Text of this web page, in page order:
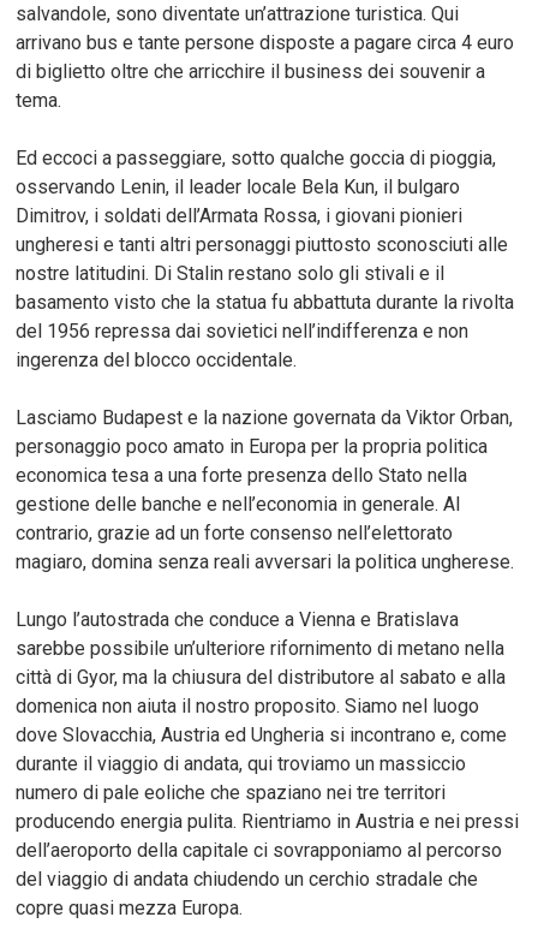
salvandole, sono diventate un’attrazione turistica. Qui
arrivano bus e tante persone disposte a pagare circa 4 euro
di biglietto oltre che arricchire il business dei souvenir a
tema.
Ed eccoci a passeggiare, sotto qualche goccia di pioggia,
osservando Lenin, il leader locale Bela Kun, il bulgaro
Dimitrov, i soldati dell’Armata Rossa, i giovani pionieri
ungheresi e tanti altri personaggi piuttosto sconosciuti alle
nostre latitudini. Di Stalin restano solo gli stivali e il
basamento visto che la statua fu abbattuta durante la rivolta
del 1956 repressa dai sovietici nell’indifferenza e non
ingerenza del blocco occidentale.
Lasciamo Budapest e la nazione governata da Viktor Orban,
personaggio poco amato in Europa per la propria politica
economica tesa a una forte presenza dello Stato nella
gestione delle banche e nell’economia in generale. Al
contrario, grazie ad un forte consenso nell’elettorato
magiaro, domina senza reali avversari la politica ungherese.
Lungo l’autostrada che conduce a Vienna e Bratislava
sarebbe possibile un’ulteriore rifornimento di metano nella
città di Gyor, ma la chiusura del distributore al sabato e alla
domenica non aiuta il nostro proposito. Siamo nel luogo
dove Slovacchia, Austria ed Ungheria si incontrano e, come
durante il viaggio di andata, qui troviamo un massiccio
numero di pale eoliche che spaziano nei tre territori
producendo energia pulita. Rientriamo in Austria e nei pressi
dell’aeroporto della capitale ci sovrapponiamo al percorso
del viaggio di andata chiudendo un cerchio stradale che
copre quasi mezza Europa.